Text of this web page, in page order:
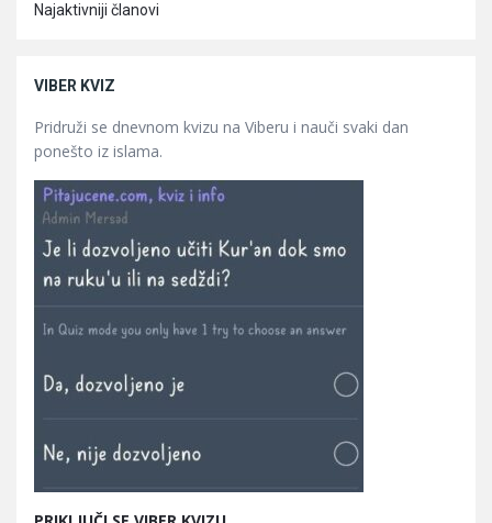
Najaktivniji članovi
VIBER KVIZ
Pridruži se dnevnom kvizu na Viberu i nauči svaki dan
ponešto iz islama.